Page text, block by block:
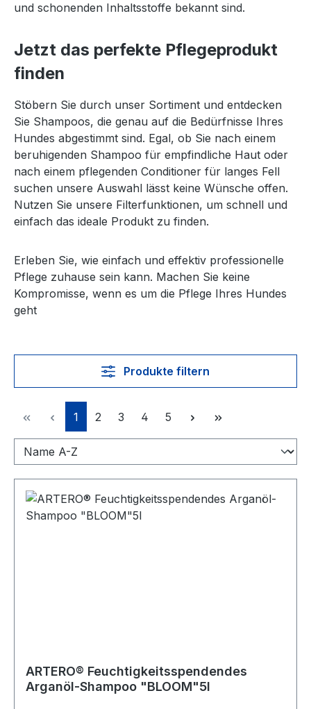
und schonenden Inhaltsstoffe bekannt sind.
Jetzt das perfekte Pflegeprodukt
finden
Stöbern Sie durch unser Sortiment und entdecken
Sie Shampoos, die genau auf die Bedürfnisse Ihres
Hundes abgestimmt sind. Egal, ob Sie nach einem
beruhigenden Shampoo für empfindliche Haut oder
nach einem pflegenden Conditioner für langes Fell
suchen unsere Auswahl lässt keine Wünsche offen.
Nutzen Sie unsere Filterfunktionen, um schnell und
einfach das ideale Produkt zu finden.
Erleben Sie, wie einfach und effektiv professionelle
Pflege zuhause sein kann. Machen Sie keine
Kompromisse, wenn es um die Pflege Ihres Hundes
geht
Produkte filtern
Seite
1 Seite
2 Seite
3 Seite
4 Seite
5
ARTERO® Feuchtigkeitsspendendes
Arganöl-Shampoo "BLOOM"5l